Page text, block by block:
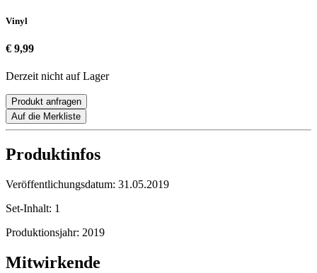
Vinyl
€ 9,99
Derzeit nicht auf Lager
Produkt anfragen
Auf die Merkliste
Produktinfos
Veröffentlichungsdatum: 31.05.2019
Set-Inhalt: 1
Produktionsjahr: 2019
Mitwirkende